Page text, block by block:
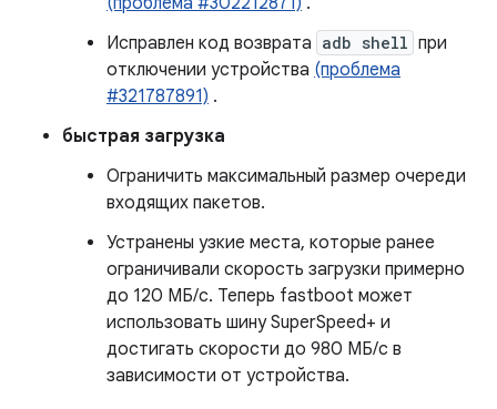
Исправлен код возврата adb shell при
отключении устройства (проблема
#321787891) .
быстрая загрузка
Ограничить максимальный размер очереди
входящих пакетов.
Устранены узкие места, которые ранее
ограничивали скорость загрузки примерно
до 120 МБ/с. Теперь fastboot может
использовать шину SuperSpeed+ и
достигать скорости до 980 МБ/с в
зависимости от устройства.